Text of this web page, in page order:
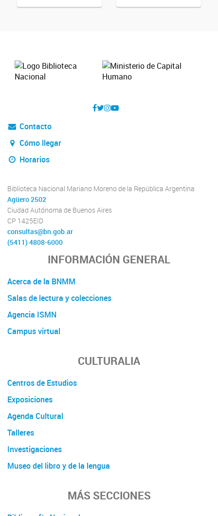
Contacto
Cómo llegar
Horarios
Biblioteca Nacional Mariano Moreno de la República Argentina
Agüero 2502
Ciudad Autónoma de Buenos Aires
CP 1425EID
consultas@bn.gob.ar
(5411) 4808-6000
INFORMACIÓN GENERAL
Acerca de la BNMM
Salas de lectura y colecciones
Agencia ISMN
Campus virtual
CULTURALIA
Centros de Estudios
Exposiciones
Agenda Cultural
Talleres
Investigaciones
Museo del libro y de la lengua
MÁS SECCIONES